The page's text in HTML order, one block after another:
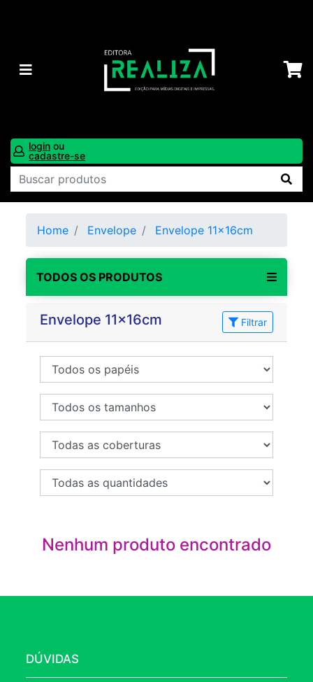
login ou
cadastre-se
Home Envelope Envelope 11x16cm
TODOS OS PRODUTOS
Envelope 11x16cm Filtrar
Nenhum produto encontrado
DÚVIDAS